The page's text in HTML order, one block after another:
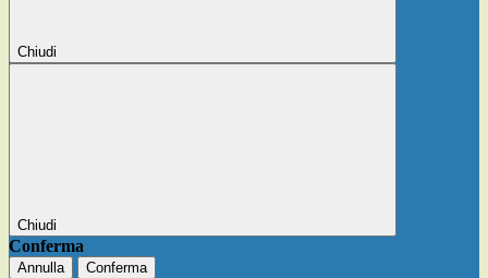
Chiudi
Chiudi
Conferma
Annulla Conferma